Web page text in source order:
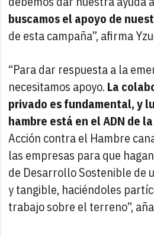
buscamos el apoyo de
de esta campaña”, afirma
“Para dar respuesta a la
necesitamos apoyo. La
privado es fundamental, y
hambre está en el ADN de
Acción contra el Hambre
las empresas para que
de Desarrollo Sostenible de
y tangible, haciéndoles
trabajo sobre el terreno”,